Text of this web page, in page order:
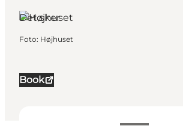
Book
Det sker
Foto: Højhuset